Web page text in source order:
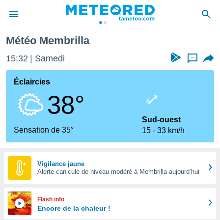
de
Météo Membrilla
15:32 Samedi ...
Éclaircies
38°
Sensation de 35°
Sud-ouest
15
33 km/h
Vigilance jaune
Alerte canicule de niveau modéré à Membrilla aujourd’hui
Flash info
Encore de la chaleur !